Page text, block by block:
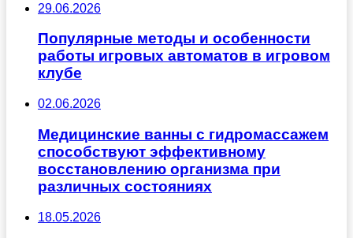
29.06.2026
Популярные методы и особенности
работы игровых автоматов в игровом
клубе
02.06.2026
Медицинские ванны с гидромассажем
способствуют эффективному
восстановлению организма при
различных состояниях
18.05.2026